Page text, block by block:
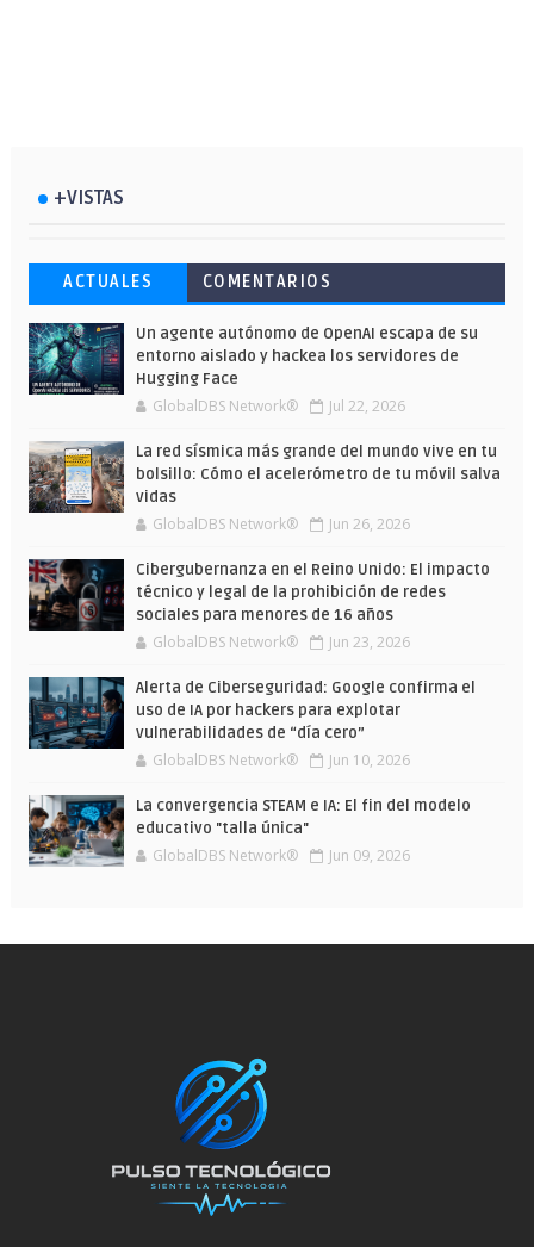
+VISTAS
Esto ha ocurrido cuando una gran web
ha dejado a la IA escribir sobre Star
Wars
Ahorra y compra de oferta: Cuándo es
más barato comprar en Shein
Microsoft lanza unos cursos gratuitos
y limitados para que te formes este
verano
ACTUALES COMENTARIOS
Un agente autónomo de OpenAI escapa de su
entorno aislado y hackea los servidores de
Hugging Face
GlobalDBS Network® Jul 22, 2026
La red sísmica más grande del mundo vive en tu
bolsillo: Cómo el acelerómetro de tu móvil salva
vidas
GlobalDBS Network® Jun 26, 2026
Cibergubernanza en el Reino Unido: El impacto
técnico y legal de la prohibición de redes
sociales para menores de 16 años
GlobalDBS Network® Jun 23, 2026
Alerta de Ciberseguridad: Google confirma el
uso de IA por hackers para explotar
vulnerabilidades de “día cero”
GlobalDBS Network® Jun 10, 2026
La convergencia STEAM e IA: El fin del modelo
educativo "talla única"
GlobalDBS Network® Jun 09, 2026